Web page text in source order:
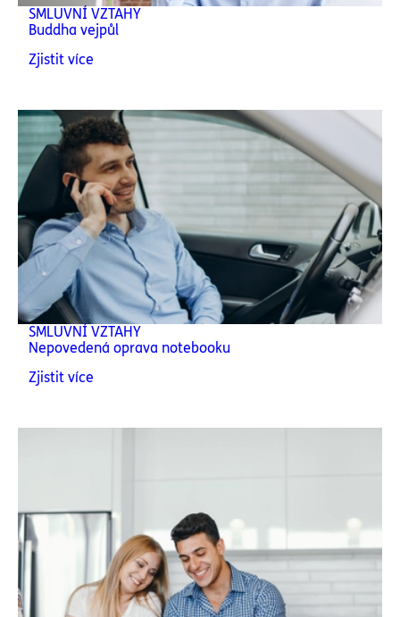
SMLUVNÍ VZTAHY
Buddha vejpůl
Zjistit více
SMLUVNÍ VZTAHY
Nepovedená oprava notebooku
Zjistit více